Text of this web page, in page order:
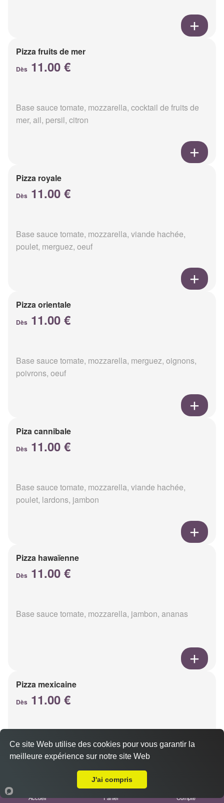
Pizza fruits de mer
Dès 11.00 €
Base sauce tomate, mozzarella, cocktail de fruits de
mer, ail, persil, citron
Pizza royale
Dès 11.00 €
Base sauce tomate, mozzarella, viande hachée,
poulet, merguez, oeuf
Pizza orientale
Dès 11.00 €
Base sauce tomate, mozzarella, merguez, oignons,
poivrons, oeuf
Piza cannibale
Dès 11.00 €
Base sauce tomate, mozzarella, viande hachée,
poulet, lardons, jambon
Pizza hawaïenne
Dès 11.00 €
Base sauce tomate, mozzarella, jambon, ananas
Pizza mexicaine
Dès 11.00 €
Base sauce tomate, mozzarella, viande hachée,
chorizo, champignons
Accueil Panier Compte
Ce site Web utilise des cookies pour vous garantir la
meilleure expérience sur notre site Web
J'ai compris